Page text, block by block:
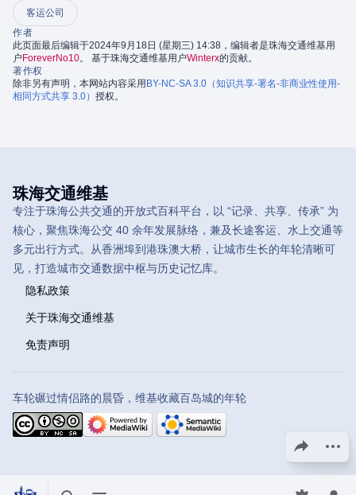
分享此页面
客运公司
作者
此页面最后编辑于2024年9月18日 (星期三) 14:38，编辑者是珠海交通维基用
户ForeverNo10。 基于珠海交通维基用户Winterx的贡献。
著作权
除非另有声明，本网站内容采用BY-NC-SA 3.0（知识共享-署名-非商业性使用-
相同方式共享 3.0） 授权。
珠海交通维基
专注于珠海公共交通的开放式百科平台，以 “记录、共享、传承” 为
核心，聚焦珠海公交 40 余年发展脉络，兼及长途客运、水上交通等
多元出行方式。从香洲埠到港珠澳大桥，让城市生长的年轮清晰可
见，打造城市交通数据中枢与历史记忆库。
隐私政策
关于珠海交通维基
免责声明
车轮碾过情侣路的晨昏，维基收藏百岛城的年轮